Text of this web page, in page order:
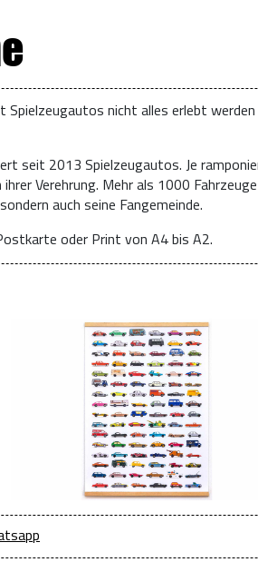
Spielzeugautos nicht alles erlebt
seit 2013 Spielzeugautos. Je
Verehrung. Mehr als 1000
auch seine Fangemeinde.
oder Print von A4 bis A2.